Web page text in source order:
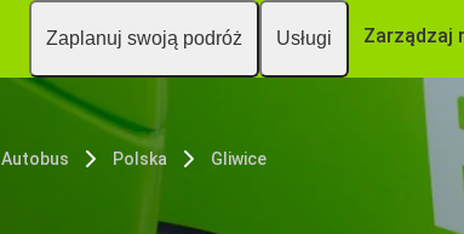
Zaplanuj swoją podróż Usługi Zarządzaj
Autobus Polska Gliwice